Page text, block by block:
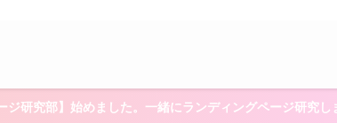
ジ研究部】始めました。一緒にランディングページ研究し